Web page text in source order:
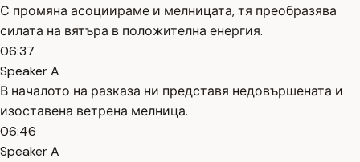
С промяна асоциираме и мелницата, тя преобразява
силата на вятъра в положителна енергия.
06:37
Speaker A
В началото на разказа ни представя недовършената и
изоставена ветрена мелница.
06:46
Speaker A